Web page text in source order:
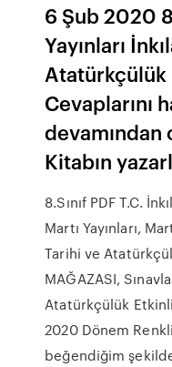
6 Şub 2020
Yayınları
Atatürkçülük
Cevaplarını
Kitabın
8.Sınıf PDF T.C.
Martı Yayınları,
Tarihi ve
MAĞAZASI,
Atatürkçülük
2020 Dönem
beğendiğim şekilde